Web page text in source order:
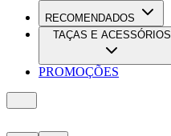
RECOMENDADOS
TAÇAS E ACESSÓRIOS
PROMOÇÕES